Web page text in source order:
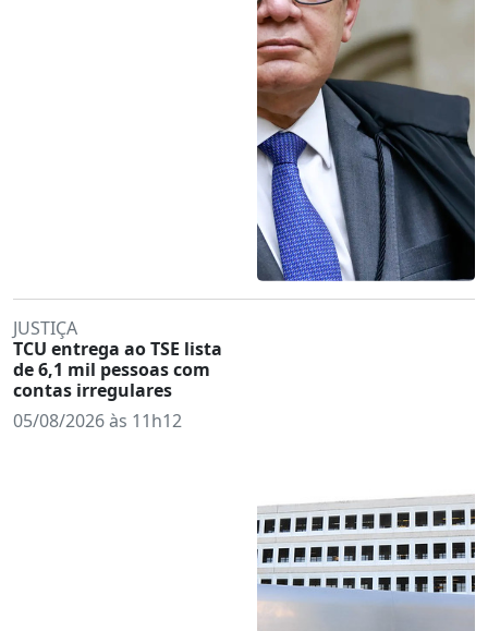
JUSTIÇA
TCU entrega ao TSE lista
de 6,1 mil pessoas com
contas irregulares
05/08/2026 às 11h12